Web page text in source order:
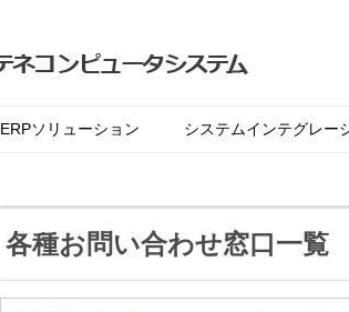
ERPソリューション システムインテグレー
各種お問い合わせ窓口一覧